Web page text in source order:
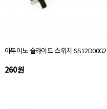
아두이노 슬라이드 스위치 SS12D00G2
260원